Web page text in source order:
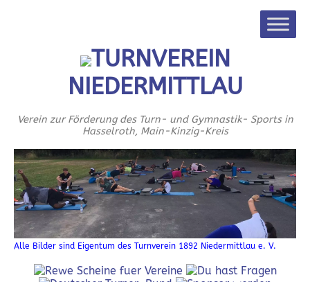
TURNVEREIN
NIEDERMITTLAU
Verein zur Förderung des Turn- und Gymnastik- Sports in
Hasselroth, Main-Kinzig-Kreis
Alle Bilder sind Eigentum des Turnverein 1892 Niedermittlau e. V.